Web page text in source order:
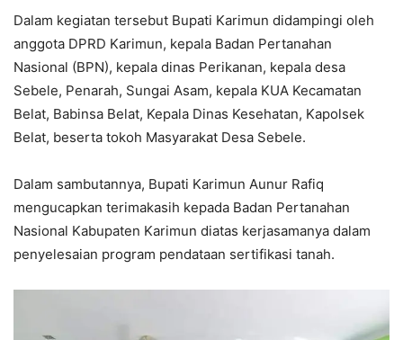
Dalam kegiatan tersebut Bupati Karimun didampingi oleh
anggota DPRD Karimun, kepala Badan Pertanahan
Nasional (BPN), kepala dinas Perikanan, kepala desa
Sebele, Penarah, Sungai Asam, kepala KUA Kecamatan
Belat, Babinsa Belat, Kepala Dinas Kesehatan, Kapolsek
Belat, beserta tokoh Masyarakat Desa Sebele.
Dalam sambutannya, Bupati Karimun Aunur Rafiq
mengucapkan terimakasih kepada Badan Pertanahan
Nasional Kabupaten Karimun diatas kerjasamanya dalam
penyelesaian program pendataan sertifikasi tanah.